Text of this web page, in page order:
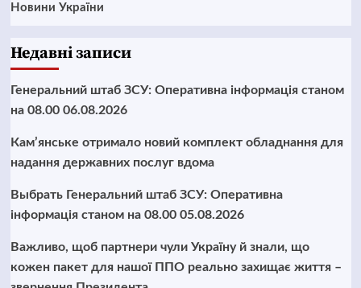
Новини України
Недавні записи
Генеральний штаб ЗСУ: Оперативна інформація станом
на 08.00 06.08.2026
Кам’янське отримало новий комплект обладнання для
надання державних послуг вдома
Выбрать Генеральний штаб ЗСУ: Оперативна
інформація станом на 08.00 05.08.2026
Важливо, щоб партнери чули Україну й знали, що
кожен пакет для нашої ППО реально захищає життя –